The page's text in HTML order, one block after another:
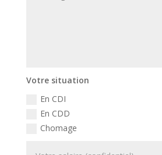
Votre situation
En CDI
En CDD
Chomage